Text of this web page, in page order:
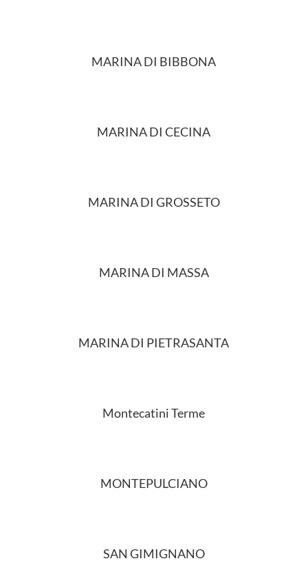
MARINA DI BIBBONA
MARINA DI CECINA
MARINA DI GROSSETO
MARINA DI MASSA
MARINA DI PIETRASANTA
Montecatini Terme
MONTEPULCIANO
SAN GIMIGNANO